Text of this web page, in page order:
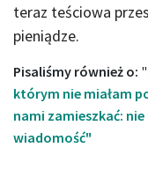
teraz teściowa
pieniądze.
Pisaliśmy również o: "
którym nie miałam
nami zamieszkać:
wiadomość"